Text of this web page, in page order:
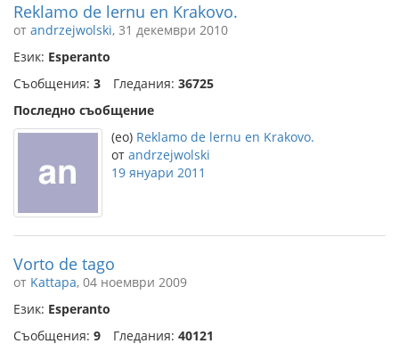
Reklamo de lernu en Krakovo.
от andrzejwolski, 31 декември 2010
Език: Esperanto
Съобщения: 3 Гледания: 36725
Последно съобщение
(eo) Reklamo de lernu en Krakovo.
от andrzejwolski
19 януари 2011
Vorto de tago
от Kattapa, 04 ноември 2009
Език: Esperanto
Съобщения: 9 Гледания: 40121